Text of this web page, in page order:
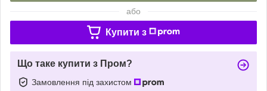
або
Купити з
Що таке купити з Пром?
Замовлення під захистом